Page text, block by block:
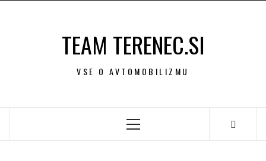
TEAM TERENEC.SI
VSE O AVTOMOBILIZMU
Primary